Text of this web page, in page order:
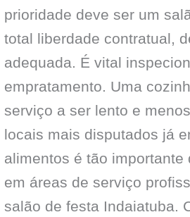
prioridade deve ser um
total liberdade contratual,
adequada. É vital
empratamento. Uma
serviço a ser lento e
locais mais disputados já
alimentos é tão
em áreas de serviço
salão de festa Indaiatuba.